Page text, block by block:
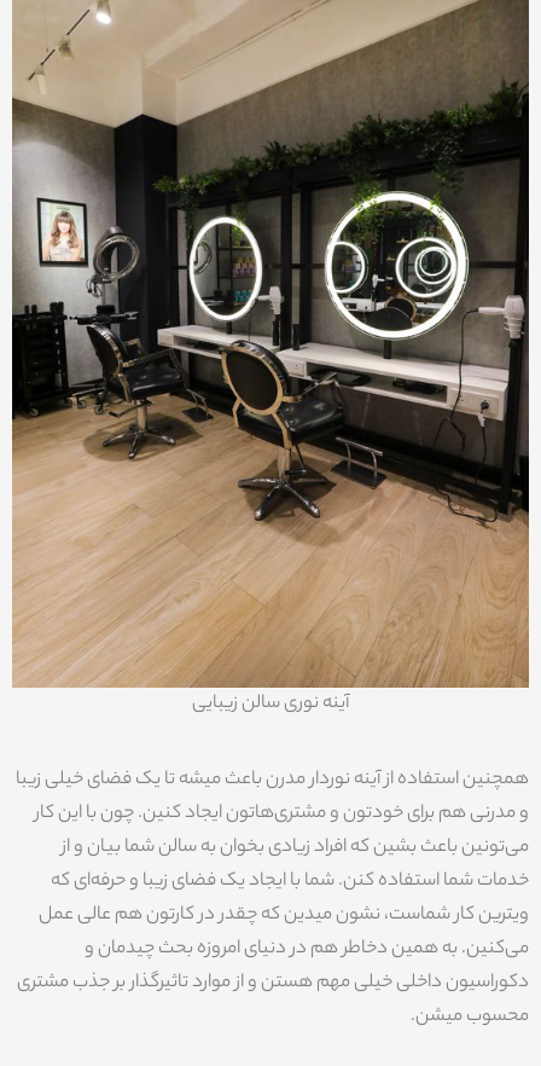
آینه نوری سالن زیبایی
همچنین استفاده از آینه نوردار مدرن باعث میشه تا یک فضای خیلی زیبا
و مدرنی هم برای خودتون و مشتری‌هاتون ایجاد کنین. چون با این کار
می‌تونین باعث بشین که افراد زیادی بخوان به سالن شما بیان و از
خدمات شما استفاده کنن. شما با ایجاد یک فضای زیبا و حرفه‌ای که
ویترین کار شماست، نشون میدین که چقدر در کارتون هم عالی عمل
می‌کنین. به همین دخاطر هم در دنیای امروزه بحث چیدمان و
دکوراسیون داخلی خیلی مهم هستن و از موارد تاثیرگذار بر جذب مشتری
محسوب میشن.